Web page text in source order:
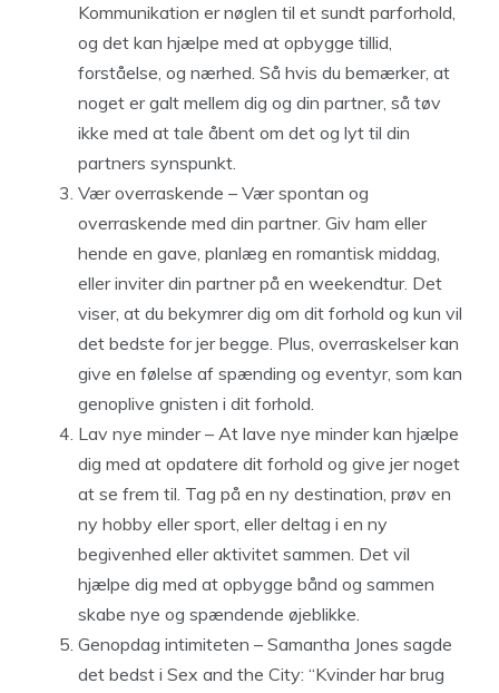
Kommunikation er nøglen til et sundt parforhold,
og det kan hjælpe med at opbygge tillid,
forståelse, og nærhed. Så hvis du bemærker, at
noget er galt mellem dig og din partner, så tøv
ikke med at tale åbent om det og lyt til din
partners synspunkt.
Vær overraskende – Vær spontan og
overraskende med din partner. Giv ham eller
hende en gave, planlæg en romantisk middag,
eller inviter din partner på en weekendtur. Det
viser, at du bekymrer dig om dit forhold og kun vil
det bedste for jer begge. Plus, overraskelser kan
give en følelse af spænding og eventyr, som kan
genoplive gnisten i dit forhold.
Lav nye minder – At lave nye minder kan hjælpe
dig med at opdatere dit forhold og give jer noget
at se frem til. Tag på en ny destination, prøv en
ny hobby eller sport, eller deltag i en ny
begivenhed eller aktivitet sammen. Det vil
hjælpe dig med at opbygge bånd og sammen
skabe nye og spændende øjeblikke.
Genopdag intimiteten – Samantha Jones sagde
det bedst i Sex and the City: “Kvinder har brug